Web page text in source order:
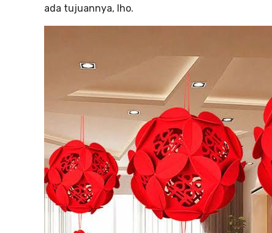
ada tujuannya, lho.